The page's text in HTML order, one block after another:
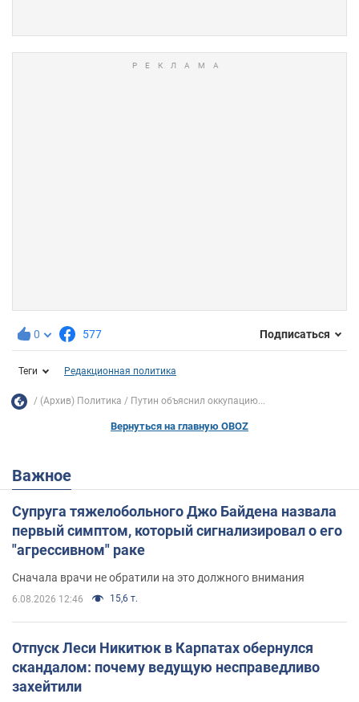
0 577 Подписаться
Теги Редакционная политика
(Архив) Политика Путин объяснил оккупацию...
Вернуться на главную OBOZ
Важное
Супруга тяжелобольного Джо Байдена назвала
первый симптом, который сигнализировал о его
"агрессивном" раке
Сначала врачи не обратили на это должного внимания
6.08.2026 12:46 15,6 т.
Отпуск Леси Никитюк в Карпатах обернулся
скандалом: почему ведущую несправедливо
захейтили